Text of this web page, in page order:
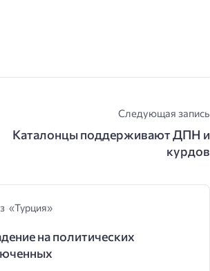
Следующая запись
Каталонцы поддерживают ДПН и
курдов
«Турция»
на политических